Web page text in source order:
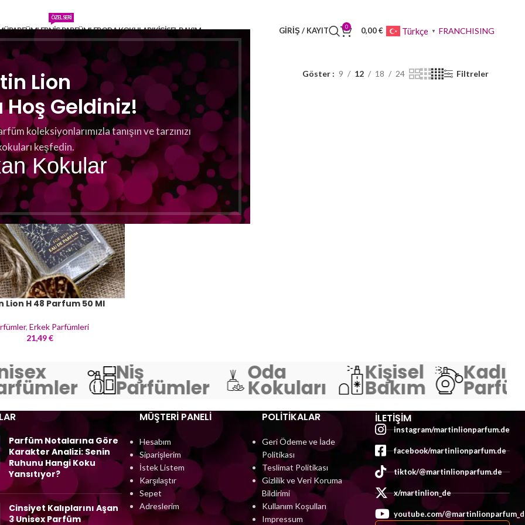
Lion
Hoş Geldiniz!
koleksiyonlarımızla tanışın ve tarzınızı
keşfedin.
Kokular
PARFÜMLERNIŞ PARFÜMLER
ÖZEL SERI
ODA KOKULARIKIŞISEL BAKIM GIRIŞ / KAYIT 0 0,00€ Türkçe ▼ FRANCHISING
Göster 9 12 18 24 Filtreler
Lion H 48 Parfum 50 Ml
, Erkek Parfümleri
21,49€
Niş
Parfümler
Oda
Kokuları
Kişisel
Bakım
Kadın
Parfüm Notalarına Göre
Karakter Analizi: Senin
Ruhunu Hangi Koku
Yansıtıyor?
Cinsiyet Kalıplarını Aşan
3 Unisex Parfüm
MÜŞTERI PANELI
Hesabım
Siparişlerim
İstek Listem
Karşılaştır
Sepet
Adreslerim
POLİTİKALAR
Geri Ödeme ve İade
Politikası
Teslimat Politikası
Gizlilik ve Veri Koruma
Bildirimi
Kullanım Koşulları
Impressum
İLETIŞIM
instagram/martinlionparfum.de
facebook/martinlionparfum.de
tiktok/@martinlionparfum.de
x/martinlion_de
youtube.com/